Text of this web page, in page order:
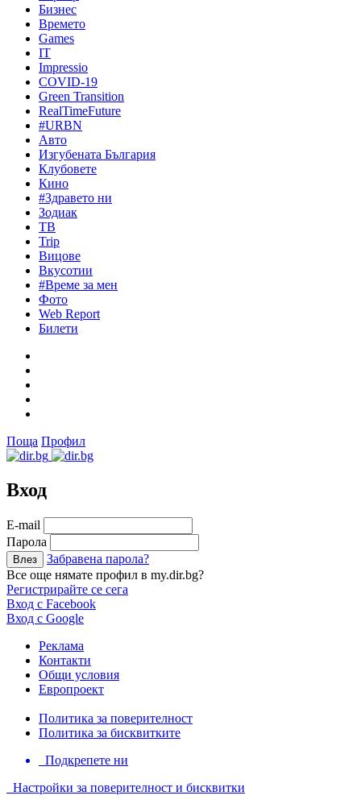
Бизнес
Времето
Games
IT
Impressio
COVID-19
Green Transition
RealTimeFuture
#URBN
Авто
Изгубената България
Клубовете
Кино
#Здравето ни
Зодиак
ТВ
Trip
Вицове
Вкусотии
#Време за мен
Фото
Web Report
Билети
Поща Профил
Вход
Е-mail
Парола
Забравена парола?
Все още нямате профил в my.dir.bg?
Регистрирайте се сега
Вход с Facebook
Вход с Google
Реклама
Контакти
Общи условия
Европроект
Политика за поверителност
Политика за бисквитките
Подкрепете ни
Настройки за поверителност и бисквитки